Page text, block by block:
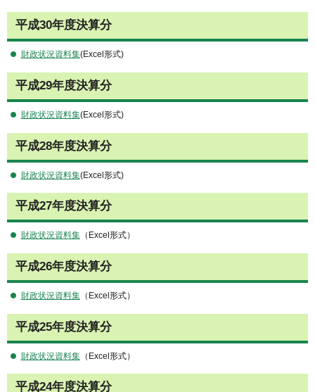
平成30年度決算分
財政状況資料集(Excel形式)
平成29年度決算分
財政状況資料集(Excel形式)
平成28年度決算分
財政状況資料集(Excel形式)
平成27年度決算分
財政状況資料集（Excel形式）
平成26年度決算分
財政状況資料集（Excel形式）
平成25年度決算分
財政状況資料集（Excel形式）
平成24年度決算分